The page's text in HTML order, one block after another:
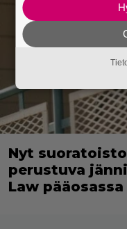
Nyt
perustuva
Law pääosassa